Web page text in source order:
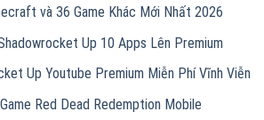
và 36 Game Khác Mới Nhất 2026
Up 10 Apps Lên Premium
Up Youtube Premium Miễn Phí Vĩnh Viễn
Red Dead Redemption Mobile